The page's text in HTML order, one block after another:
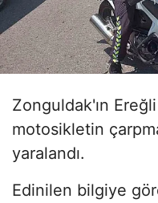
Zonguldak'ın
motosikletin
yaralandı.
Edinilen bilgiye